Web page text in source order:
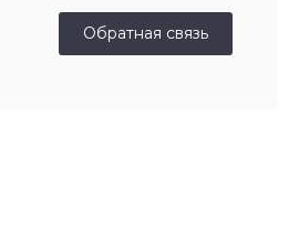
Обратная связь